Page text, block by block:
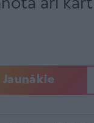
arī
Jaunākie